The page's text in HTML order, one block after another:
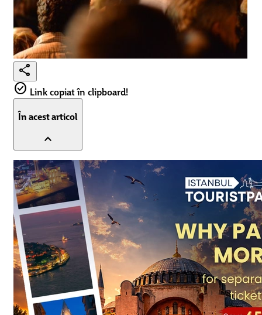
share
check_circle Link copiat în clipboard!
În acest articol
expand_less